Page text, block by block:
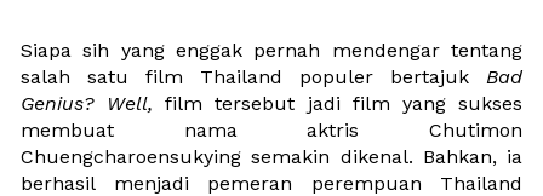
Siapa sih yang enggak pernah mendengar tentang
salah satu film Thailand populer bertajuk Bad
Genius? Well, film tersebut jadi film yang sukses
membuat nama aktris Chutimon
Chuengcharoensukying semakin dikenal. Bahkan, ia
berhasil menjadi pemeran perempuan Thailand